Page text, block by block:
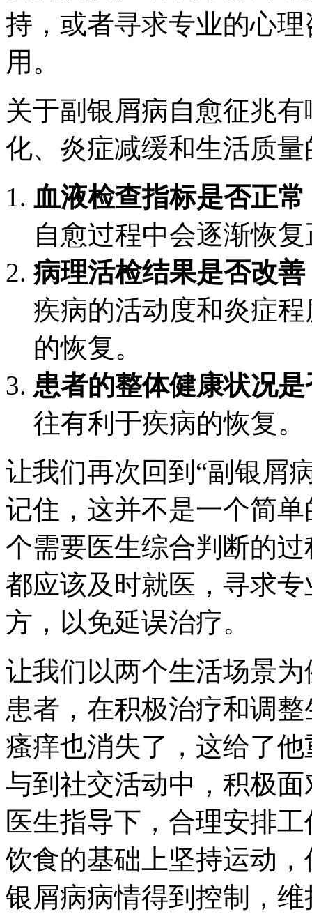
持，或者寻求专业的心
用。
关于副银屑病自愈征兆
化、炎症减缓和生活质
血液检查指标是否正常
自愈过程中会逐渐恢
病理活检结果是否改善
疾病的活动度和炎症
的恢复。
患者的整体健康状况
往有利于疾病的恢复。
让我们再次回到“副银屑
记住，这并不是一个简单
个需要医生综合判断的
都应该及时就医，寻求
方，以免延误治疗。
让我们以两个生活场景
患者，在积极治疗和调
瘙痒也消失了，这给了
与到社交活动中，积极
医生指导下，合理安排
饮食的基础上坚持运动
银屑病病情得到控制，